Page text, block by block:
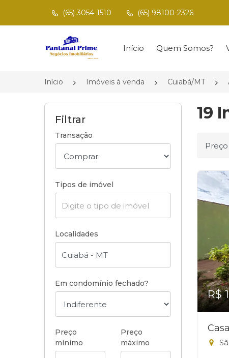
(65) 3054-1510 (65) 98100-2326
Página inicial
Início Quem Somos?
Início Imóveis à venda Cuiabá/MT
Filtrar
Transação
Tipos de imóvel
Localidades
Em condomínio fechado?
Preço
mínimo
Preço
máximo
19
R$